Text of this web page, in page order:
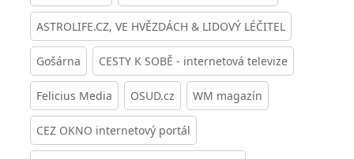
ASTROLIFE.CZ, VE HVĚZDÁCH & LIDOVÝ LÉČITEL
Gošárna CESTY K SOBĚ - internetová televize
Felicius Media OSUD.cz WM magazín
CEZ OKNO internetový portál